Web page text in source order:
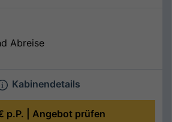
Abreise
Kabinendetails
p.P. | Angebot prüfen